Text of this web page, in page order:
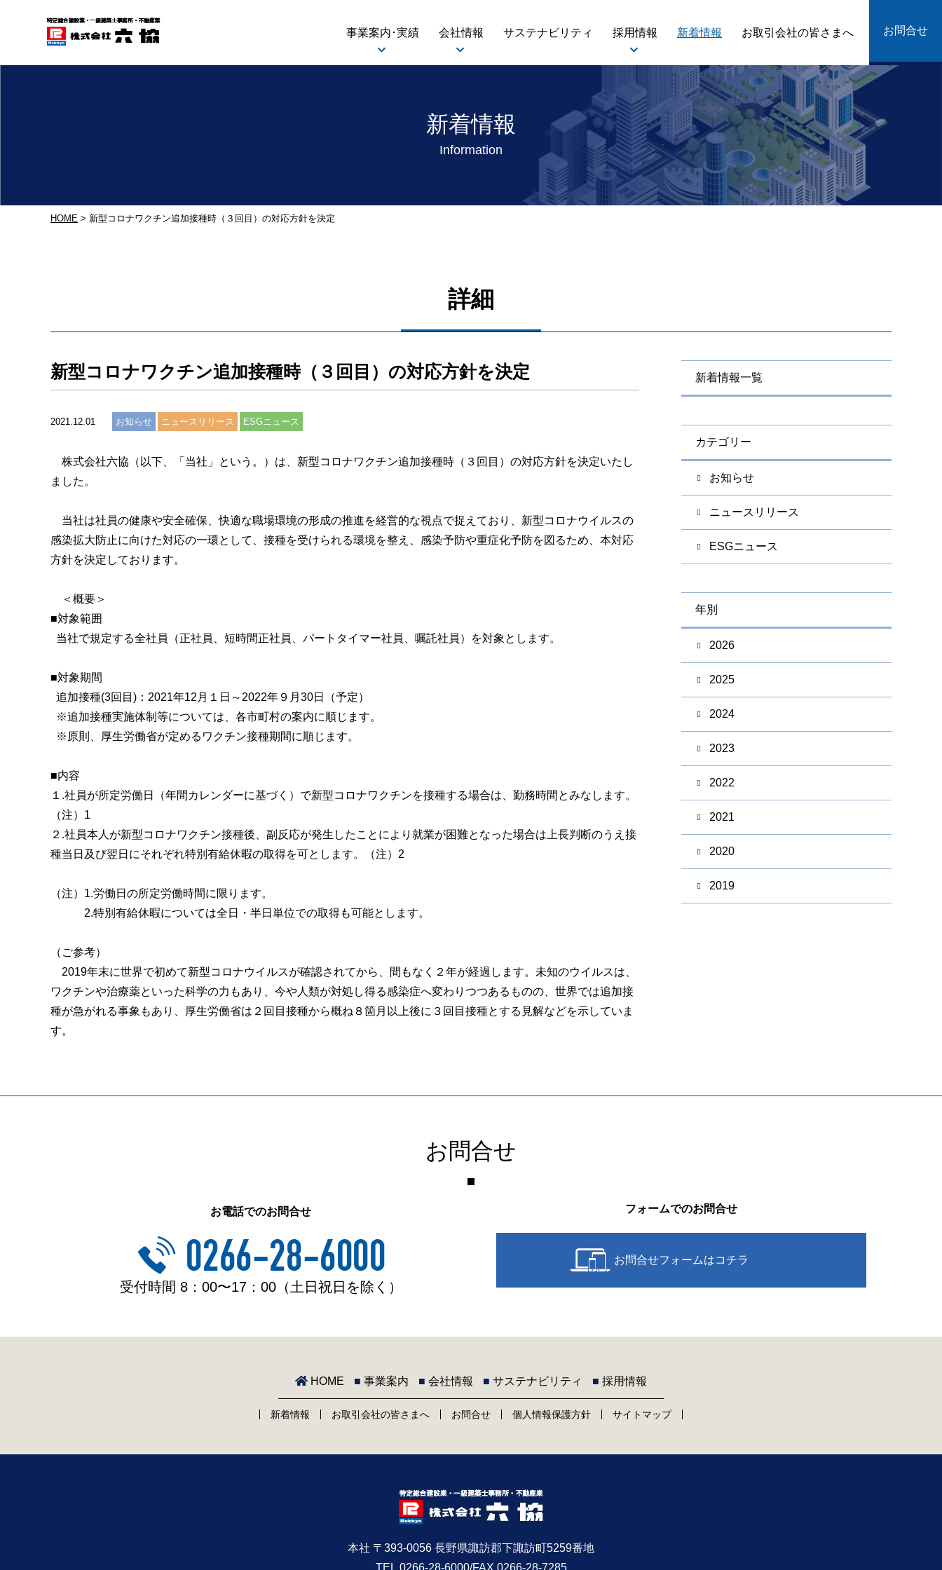
お問合せ
事業案内･実績 会社情報 サステナビリティ 採用情報 新着情報 お取引会社の皆さまへ
新着情報
Information
HOME > 新型コロナワクチン追加接種時（３回目）の対応方針を決定
詳細
新型コロナワクチン追加接種時（３回目）の対応方針を決定
2021.12.01 お知らせ ニュースリリース ESGニュース
株式会社六協（以下、「当社」という。）は、新型コロナワクチン追加接種時（３回目）の対応方針を決定いたし
ました。
当社は社員の健康や安全確保、快適な職場環境の形成の推進を経営的な視点で捉えており、新型コロナウイルスの
感染拡大防止に向けた対応の一環として、接種を受けられる環境を整え、感染予防や重症化予防を図るため、本対応
方針を決定しております。
＜概要＞
■対象範囲
当社で規定する全社員（正社員、短時間正社員、パートタイマー社員、嘱託社員）を対象とします。
■対象期間
追加接種(3回目)：2021年12月１日～2022年９月30日（予定）
※追加接種実施体制等については、各市町村の案内に順じます。
※原則、厚生労働省が定めるワクチン接種期間に順じます。
■内容
１.社員が所定労働日（年間カレンダーに基づく）で新型コロナワクチンを接種する場合は、勤務時間とみなします。
（注）1
２.社員本人が新型コロナワクチン接種後、副反応が発生したことにより就業が困難となった場合は上長判断のうえ接
種当日及び翌日にそれぞれ特別有給休暇の取得を可とします。（注）2
（注）1.労働日の所定労働時間に限ります。
2.特別有給休暇については全日・半日単位での取得も可能とします。
（ご参考）
2019年末に世界で初めて新型コロナウイルスが確認されてから、間もなく２年が経過します。未知のウイルスは、
ワクチンや治療薬といった科学の力もあり、今や人類が対処し得る感染症へ変わりつつあるものの、世界では追加接
種が急がれる事象もあり、厚生労働省は２回目接種から概ね８箇月以上後に３回目接種とする見解などを示していま
す。
新着情報一覧
カテゴリー
お知らせ
ニュースリリース
ESGニュース
年別
2026
2025
2024
2023
2022
2021
2020
2019
お問合せ
お電話でのお問合せ
受付時間 8：00〜17：00（土日祝日を除く）
フォームでのお問合せ
お問合せフォームはコチラ
HOME ■ 事業案内 ■ 会社情報 ■ サステナビリティ ■ 採用情報
新着情報 お取引会社の皆さまへ お問合せ 個人情報保護方針 サイトマップ
本社 〒393-0056 長野県諏訪郡下諏訪町5259番地
TEL.0266-28-6000/FAX.0266-28-7285